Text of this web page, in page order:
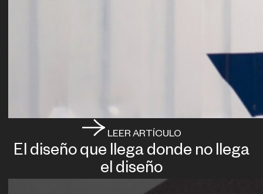
LEER ARTÍCULO
El diseño que llega donde no llega
el diseño